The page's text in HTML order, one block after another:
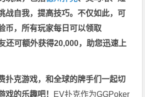
战自我，提高技巧。不仅如此， 可
币，所有玩家每日可以领取
还可额外获得20,000，助您迅速上
扑克游戏，和全球的牌手们一起切
戏的乐趣吧！ EV扑克作为GGPoker